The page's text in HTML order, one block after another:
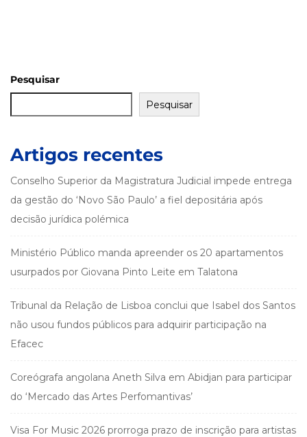
Pesquisar
Pesquisar
Artigos recentes
Conselho Superior da Magistratura Judicial impede entrega
da gestão do ‘Novo São Paulo’ a fiel depositária após
decisão jurídica polémica
Ministério Público manda apreender os 20 apartamentos
usurpados por Giovana Pinto Leite em Talatona
Tribunal da Relação de Lisboa conclui que Isabel dos Santos
não usou fundos públicos para adquirir participação na
Efacec
Coreógrafa angolana Aneth Silva em Abidjan para participar
do ‘Mercado das Artes Perfomantivas’
Visa For Music 2026 prorroga prazo de inscrição para artistas